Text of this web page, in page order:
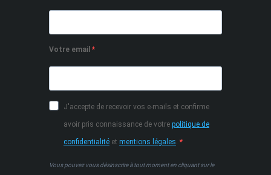
Votre email
J'accepte de recevoir vos e-mails et confirme
avoir pris connaissance de votre politique de
confidentialitéet mentions légales.
Vous pouvez vous désinscrire à tout moment en cliquant sur le